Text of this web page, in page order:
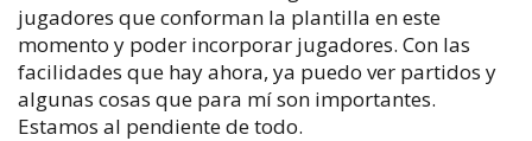
jugadores que conforman la plantilla en este
momento y poder incorporar jugadores. Con las
facilidades que hay ahora, ya puedo ver partidos y
algunas cosas que para mí son importantes.
Estamos al pendiente de todo.